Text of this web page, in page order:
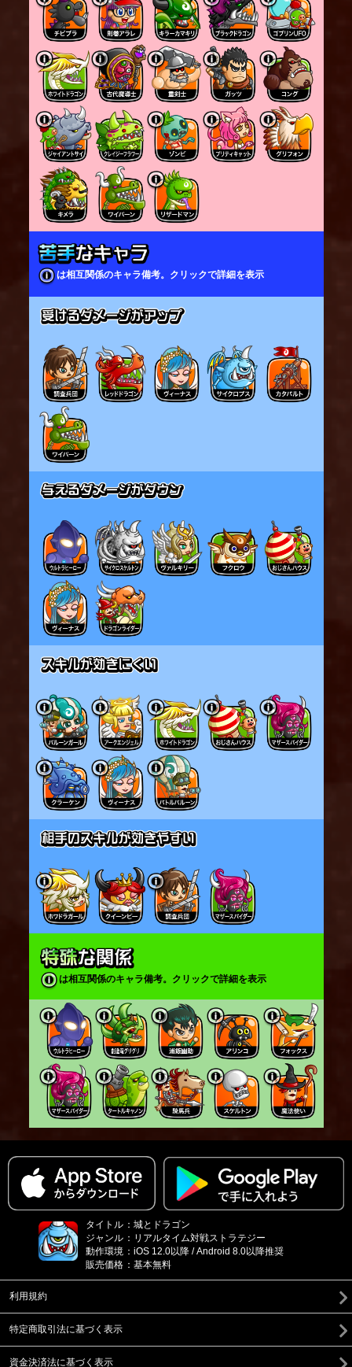
は相互関係のキャラ備考。クリックで詳細を表示
は相互関係のキャラ備考。クリックで詳細を表示
タイトル ： 城とドラゴン
ジャンル ： リアルタイム対戦ストラテジー
動作環境 ： iOS 12.0以降 / Android 8.0以降推奨
販売価格 ： 基本無料
利用規約
特定商取引法に基づく表示
資金決済法に基づく表示